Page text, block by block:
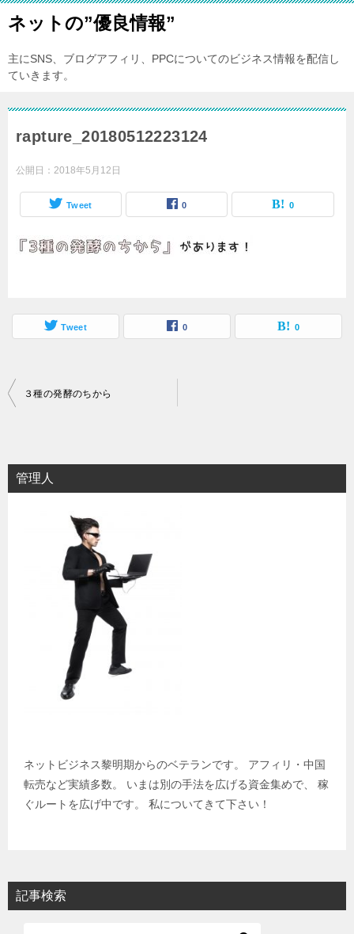
ネットの”優良情報”
主にSNS、ブログアフィリ、PPCについてのビジネス情報を配信し
ていきます。
rapture_20180512223124
公開日： 2018年5月12日
Tweet 0 0
Tweet 0 0
投
ビ
ゲ
３種の発酵のちから
管理人
ネットビジネス黎明期からのベテランです。 アフィリ・中国
転売など実績多数。 いまは別の手法を広げる資金集めで、 稼
ぐルートを広げ中です。 私についてきて下さい！
記事検索